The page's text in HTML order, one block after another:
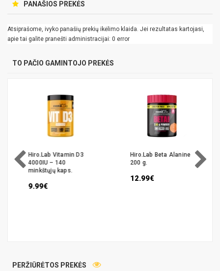
PANAŠIOS PREKĖS
Atsiprašome, ivyko panašių prekių ikėlimo klaida. Jei rezultatas kartojasi,
apie tai galite pranešti administracijai: 0 error
TO PAČIO GAMINTOJO PREKĖS
Hiro.Lab Vitamin D3
4000IU – 140
minkštųjų kaps.
9.99€
Hiro.Lab Beta Alanine
200 g.
12.99€
PERŽIŪRĖTOS PREKĖS